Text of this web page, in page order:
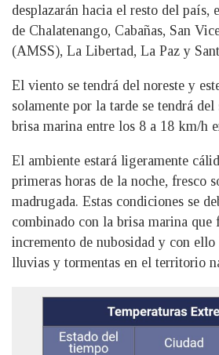
desplazarán hacia el resto del país,
de Chalatenango, Cabañas, San
(AMSS), La Libertad, La Paz y
El viento se tendrá del noreste y
solamente por la tarde se tendrá del
brisa marina entre los 8 a 18 km/h
El ambiente estará ligeramente
primeras horas de la noche, fresco
madrugada. Estas condiciones se
combinado con la brisa marina que
incremento de nubosidad y con
lluvias y tormentas en el territorio